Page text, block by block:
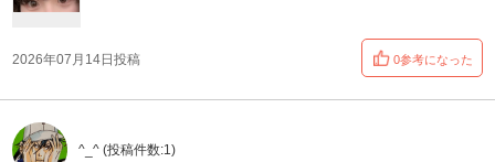
2026年07月14日投稿 0参考になった
︎^_^ (投稿件数:1)